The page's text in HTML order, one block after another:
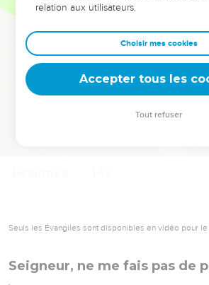
Dans cette conférence, leaders,
clés pour avancer avec plus de sagesse
deviennent vos tremplins. Que vous
équipe, un groupe ou une famille, leur
Seuls les Évangiles sont disponibles en vidéo pour le
Seigneur, ne me fais pas de
relation aux utilisateurs.
Choisir mes cookies
Accepter tous les
Tout refuser